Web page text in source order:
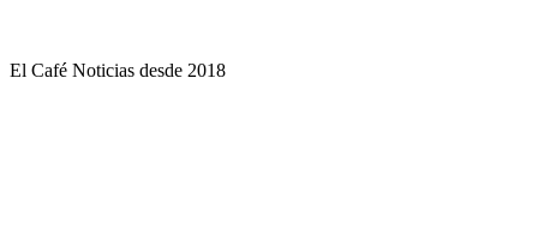
El Café Noticias desde 2018